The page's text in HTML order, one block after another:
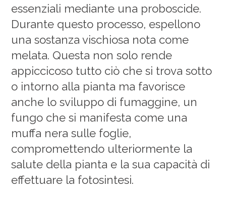
essenziali mediante una proboscide.
Durante questo processo, espellono
una sostanza vischiosa nota come
melata. Questa non solo rende
appiccicoso tutto ciò che si trova sotto
o intorno alla pianta ma favorisce
anche lo sviluppo di fumaggine, un
fungo che si manifesta come una
muffa nera sulle foglie,
compromettendo ulteriormente la
salute della pianta e la sua capacità di
effettuare la fotosintesi.